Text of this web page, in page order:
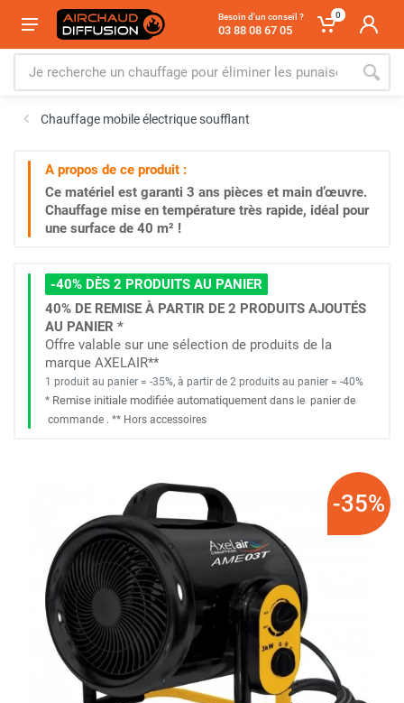
Besoin d'un conseil ?
03 88 08 67 05
0
Chauffage mobile électrique soufflant
A propos de ce produit :
Ce matériel est garanti 3 ans pièces et main d’œuvre.
Chauffage mise en température très rapide, idéal pour
une surface de 40 m² !
-40% DÈS 2 PRODUITS AU PANIER
40% DE REMISE À PARTIR DE 2 PRODUITS AJOUTÉS
AU PANIER *
Offre valable sur une sélection de produits de la
marque AXELAIR**
1 produit au panier = -35%, à partir de 2 produits au panier = -40%
* Remise initiale modifiée automatiquement dans le panier de
commande . ** Hors accessoires
-35%